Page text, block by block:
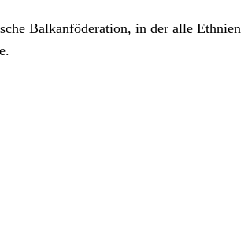
Balkanföderation, in der alle Ethnien